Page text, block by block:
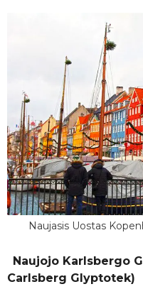
Naujasis Uostas
Naujojo Karlsbergo
Carlsberg Glyptotek)